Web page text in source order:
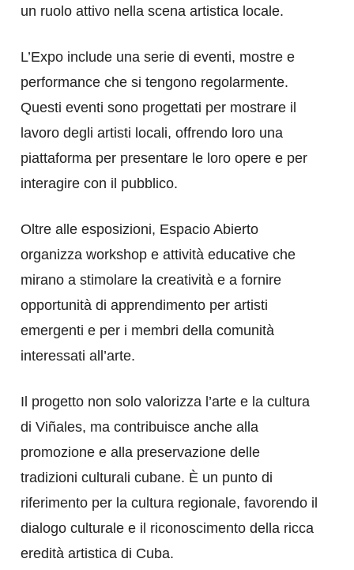
un ruolo attivo nella scena artistica locale.
L’Expo include una serie di eventi, mostre e
performance che si tengono regolarmente.
Questi eventi sono progettati per mostrare il
lavoro degli artisti locali, offrendo loro una
piattaforma per presentare le loro opere e per
interagire con il pubblico.
Oltre alle esposizioni, Espacio Abierto
organizza workshop e attività educative che
mirano a stimolare la creatività e a fornire
opportunità di apprendimento per artisti
emergenti e per i membri della comunità
interessati all’arte.
Il progetto non solo valorizza l’arte e la cultura
di Viñales, ma contribuisce anche alla
promozione e alla preservazione delle
tradizioni culturali cubane. È un punto di
riferimento per la cultura regionale, favorendo il
dialogo culturale e il riconoscimento della ricca
eredità artistica di Cuba.